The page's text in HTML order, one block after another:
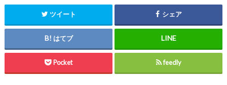
ツイート シェア
はてブ
Pocket feedly